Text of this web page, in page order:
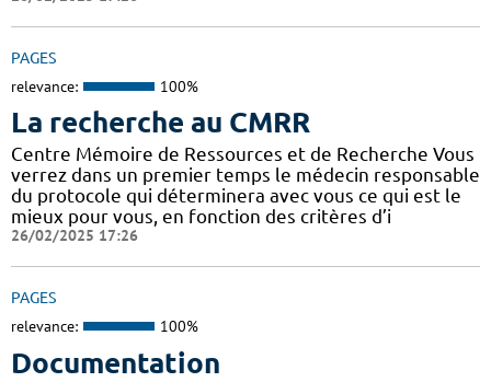
PAGES
relevance: 100%
La recherche au CMRR
Centre Mémoire de Ressources et de Recherche Vous
verrez dans un premier temps le médecin responsable
du protocole qui déterminera avec vous ce qui est le
mieux pour vous, en fonction des critères d’i
26/02/2025 17:26
PAGES
relevance: 100%
Documentation